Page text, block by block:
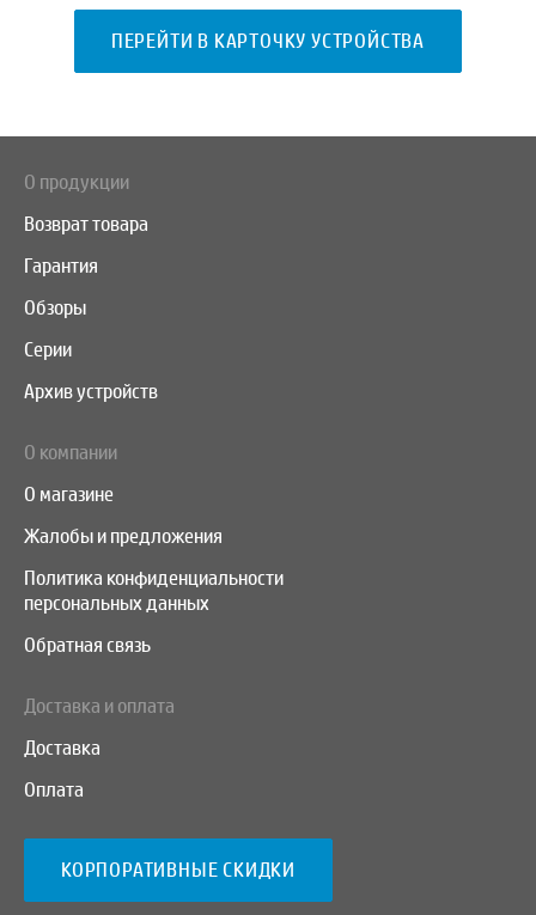
ПЕРЕЙТИ В КАРТОЧКУ УСТРОЙСТВА
О продукции
Возврат товара
Гарантия
Обзоры
Серии
Архив устройств
О компании
О магазине
Жалобы и предложения
Политика конфиденциальности
персональных данных
Обратная связь
Доставка и оплата
Доставка
Оплата
КОРПОРАТИВНЫЕ СКИДКИ